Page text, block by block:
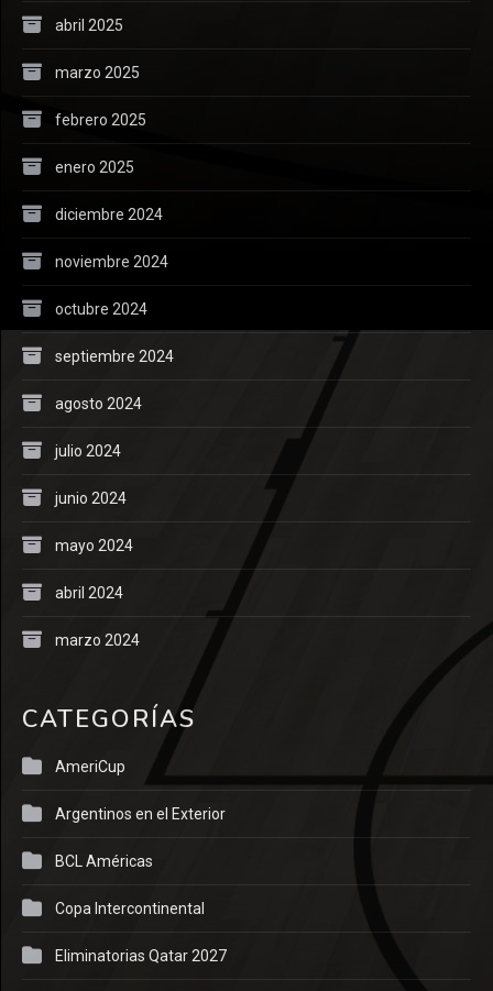
abril 2025
marzo 2025
febrero 2025
enero 2025
diciembre 2024
noviembre 2024
octubre 2024
septiembre 2024
agosto 2024
julio 2024
junio 2024
mayo 2024
abril 2024
marzo 2024
CATEGORÍAS
AmeriCup
Argentinos en el Exterior
BCL Américas
Copa Intercontinental
Eliminatorias Qatar 2027